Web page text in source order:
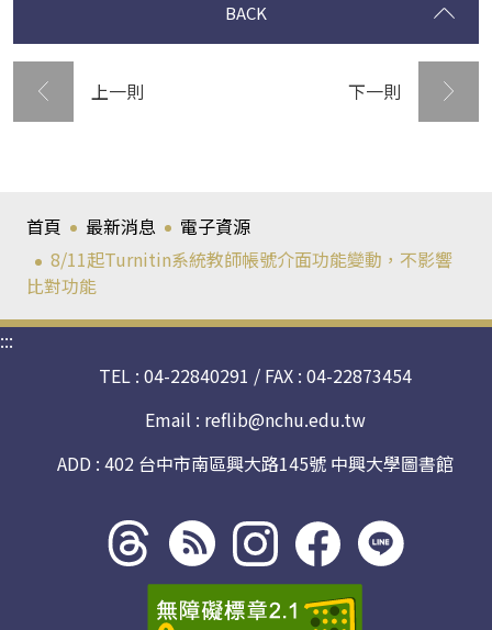
上一則
BACK
下一則
首頁 最新消息
電子資源
8/11起Turnitin系統教師帳號介面功能變動，不影響
比對功能
:::
TEL : 04-22840291 / FAX : 04-22873454
Email : reflib@nchu.edu.tw
ADD : 402 台中市南區興大路145號 中興大學圖書館
Threads
社群
rss社
群
instagram
社群
facebook
社群
line社
群